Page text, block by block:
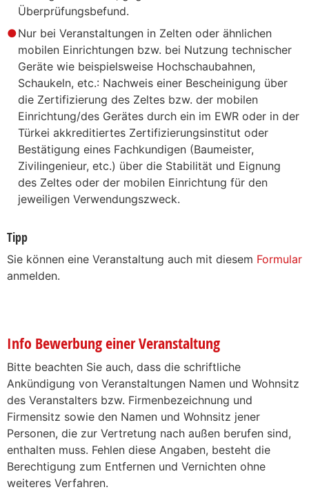
Überprüfungsbefund.
Nur bei Veranstaltungen in Zelten oder ähnlichen
mobilen Einrichtungen bzw. bei Nutzung technischer
Geräte wie beispielsweise Hochschaubahnen,
Schaukeln, etc.: Nachweis einer Bescheinigung über
die Zertifizierung des Zeltes bzw. der mobilen
Einrichtung/des Gerätes durch ein im EWR oder in der
Türkei akkreditiertes Zertifizierungsinstitut oder
Bestätigung eines Fachkundigen (Baumeister,
Zivilingenieur, etc.) über die Stabilität und Eignung
des Zeltes oder der mobilen Einrichtung für den
jeweiligen Verwendungszweck.
Tipp
Sie können eine Veranstaltung auch mit diesem Formular
anmelden.
Info Bewerbung einer Veranstaltung
Bitte beachten Sie auch, dass die schriftliche
Ankündigung von Veranstaltungen Namen und Wohnsitz
des Veranstalters bzw. Firmenbezeichnung und
Firmensitz sowie den Namen und Wohnsitz jener
Personen, die zur Vertretung nach außen berufen sind,
enthalten muss. Fehlen diese Angaben, besteht die
Berechtigung zum Entfernen und Vernichten ohne
weiteres Verfahren.